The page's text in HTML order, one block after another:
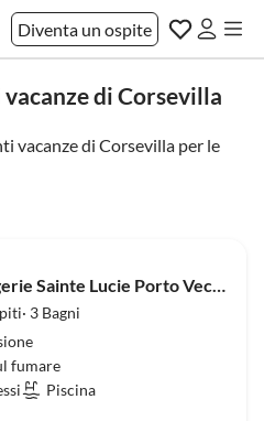
Diventa un ospite
di Corsevilla
vacanze di Corsevilla per le
Casa per le vacanze Bergerie Sainte Lucie Porto Vecchio
3 Bagni
fumare
Piscina